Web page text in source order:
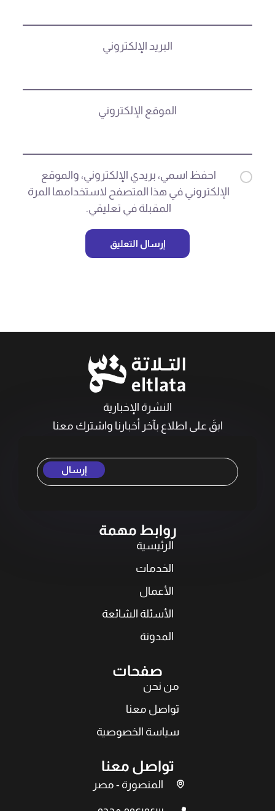
البريد الإلكتروني
الموقع الإلكتروني
احفظ اسمي، بريدي الإلكتروني، والموقع
الإلكتروني في هذا المتصفح لاستخدامها المرة
المقبلة في تعليقي.
إرسال التعليق
النشرة الإخبارية
ابقَ على اطلاع بآخر أخبارنا واشترك معنا
إرسال
روابط مهمة
الرئيسية
الخدمات
الأعمال
الأسئلة الشائعة
المدونة
صفحات
من نحن
تواصل معنا
سياسة الخصوصية
تواصل معنا
المنصورة - مصر